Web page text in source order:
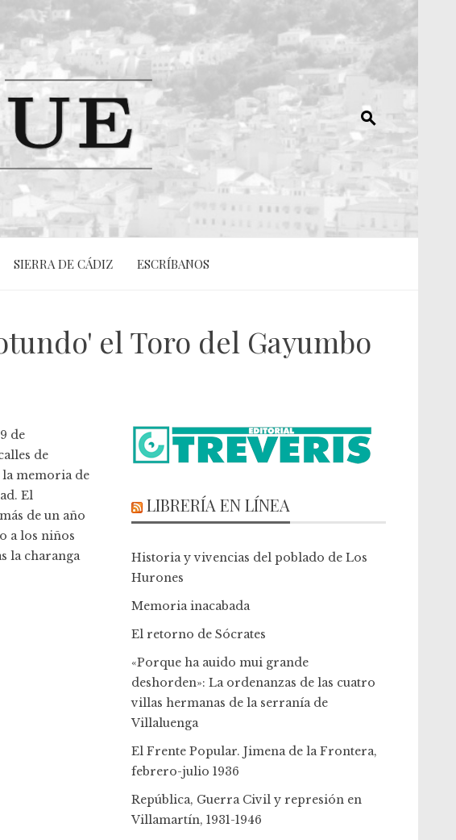
SIERRA DE CÁDIZ ESCRÍBANOS
el Toro del Gayumbo
de
de
la memoria de
El
de un año
a los niños
la charanga
LIBRERÍA EN LÍNEA
Historia y vivencias del poblado de Los
Hurones
Memoria inacabada
El retorno de Sócrates
«Porque ha auido mui grande
deshorden»: La ordenanzas de las cuatro
villas hermanas de la serranía de
Villaluenga
El Frente Popular. Jimena de la Frontera,
febrero-julio 1936
República, Guerra Civil y represión en
Villamartín, 1931-1946